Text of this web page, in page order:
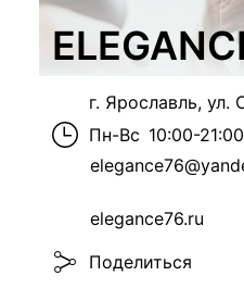
г. Ярославль,
Пн-Вс 10:00-21:00
elegance76.ru
Поделиться